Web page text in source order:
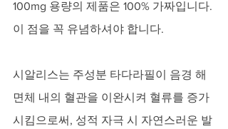
100mg 용량의 제품은 100% 가짜입니다.
이 점을 꼭 유념하셔야 합니다.
시알리스는 주성분 타다라필이 음경 해
면체 내의 혈관을 이완시켜 혈류를 증가
시킴으로써, 성적 자극 시 자연스러운 발